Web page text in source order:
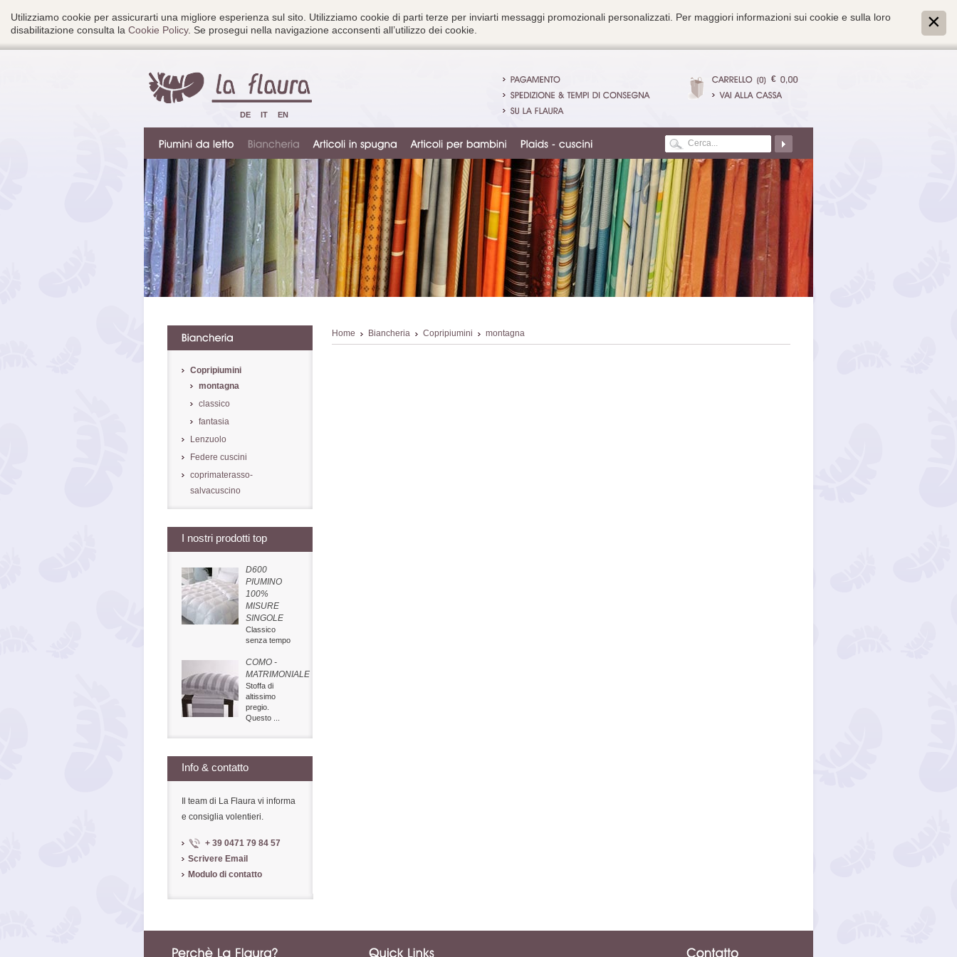
Utilizziamo cookie per assicurarti una migliore esperienza sul sito. Utilizziamo cookie di parti terze per inviarti messaggi promozionali personalizzati. Per maggiori informazioni sui cookie e sulla loro
disabilitazione consulta la Cookie Policy. Se prosegui nella navigazione acconsenti all’utilizzo dei cookie.
Home Biancheria Copripiumini montagna
Copripiumini
montagna
classico
fantasia
Lenzuolo
Federe cuscini
coprimaterasso-
salvacuscino
I nostri prodotti top
D600
PIUMINO
100%
MISURE
SINGOLE
Classico
senza tempo
COMO -
MATRIMONIALE
Stoffa di
altissimo
pregio.
Questo ...
Info & contatto
Il team di La Flaura vi informa
e consiglia volentieri.
+ 39 0471 79 84 57
Scrivere Email
Modulo di contatto
DE IT EN
€